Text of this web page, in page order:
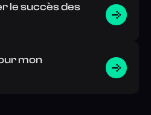
le succès des
mon